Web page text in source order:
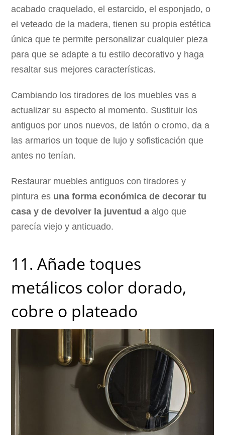
acabado craquelado, el estarcido, el esponjado, o
el veteado de la madera, tienen su propia estética
única que te permite personalizar cualquier pieza
para que se adapte a tu estilo decorativo y haga
resaltar sus mejores características.
Cambiando los tiradores de los muebles vas a
actualizar su aspecto al momento. Sustituir los
antiguos por unos nuevos, de latón o cromo, da a
las armarios un toque de lujo y sofisticación que
antes no tenían.
Restaurar muebles antiguos con tiradores y
pintura es una forma económica de decorar tu
casa y de devolver la juventud a algo que
parecía viejo y anticuado.
11. Añade toques
metálicos color dorado,
cobre o plateado